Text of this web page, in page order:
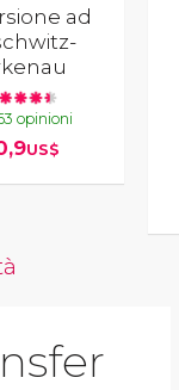
ad
opinioni
US$